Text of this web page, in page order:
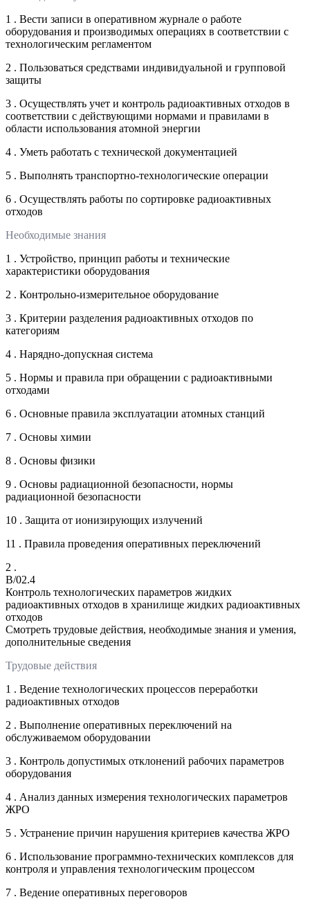
1 . Вести записи в оперативном журнале о работе
оборудования и производимых операциях в соответствии с
технологическим регламентом
2 . Пользоваться средствами индивидуальной и групповой
защиты
3 . Осуществлять учет и контроль радиоактивных отходов в
соответствии с действующими нормами и правилами в
области использования атомной энергии
4 . Уметь работать с технической документацией
5 . Выполнять транспортно-технологические операции
6 . Осуществлять работы по сортировке радиоактивных
отходов
Необходимые знания
1 . Устройство, принцип работы и технические
характеристики оборудования
2 . Контрольно-измерительное оборудование
3 . Критерии разделения радиоактивных отходов по
категориям
4 . Нарядно-допускная система
5 . Нормы и правила при обращении с радиоактивными
отходами
6 . Основные правила эксплуатации атомных станций
7 . Основы химии
8 . Основы физики
9 . Основы радиационной безопасности, нормы
радиационной безопасности
10 . Защита от ионизирующих излучений
11 . Правила проведения оперативных переключений
2 .
B/02.4
Контроль технологических параметров жидких
радиоактивных отходов в хранилище жидких радиоактивных
отходов
Смотреть трудовые действия, необходимые знания и умения,
дополнительные сведения
Трудовые действия
1 . Ведение технологических процессов переработки
радиоактивных отходов
2 . Выполнение оперативных переключений на
обслуживаемом оборудовании
3 . Контроль допустимых отклонений рабочих параметров
оборудования
4 . Анализ данных измерения технологических параметров
ЖРО
5 . Устранение причин нарушения критериев качества ЖРО
6 . Использование программно-технических комплексов для
контроля и управления технологическим процессом
7 . Ведение оперативных переговоров